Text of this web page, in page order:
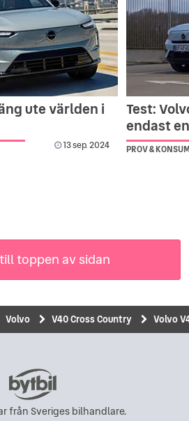
ute världen i
13 sep. 2024
Test:
endast
PROV &
toppen av sidan
Volvo V40 Cross Country Volvo
från Sveriges bilhandlare.